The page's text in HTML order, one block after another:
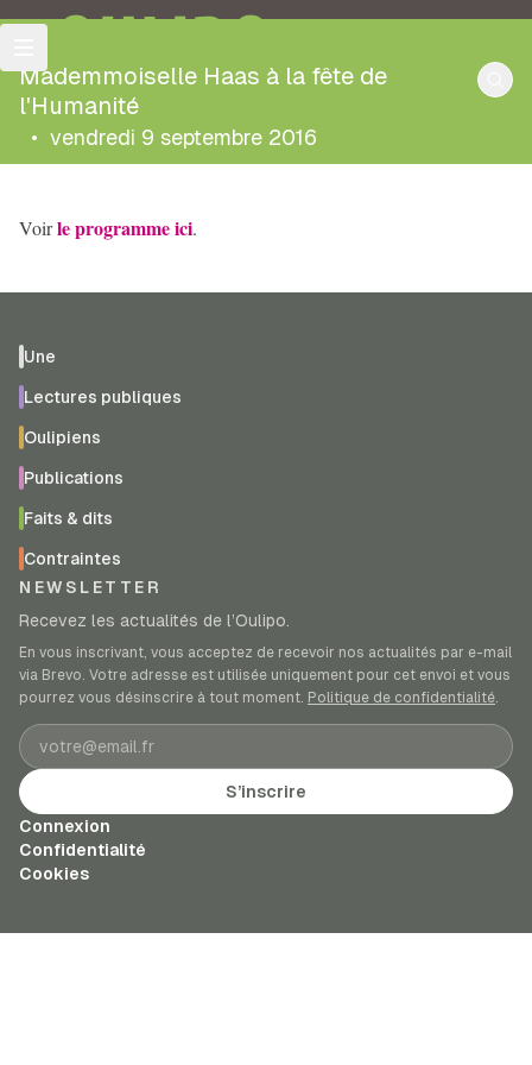
OULIPO
Mademmoiselle Haas à la fête de
l'Humanité
• vendredi 9 septembre 2016
Voirle programme ici.
Une
Lectures publiques
Oulipiens
Publications
Faits & dits
Contraintes
NEWSLETTER
Recevez les actualités de l’Oulipo.
En vous inscrivant, vous acceptez de recevoir nos actualités par e-mail
via Brevo. Votre adresse est utilisée uniquement pour cet envoi et vous
pourrez vous désinscrire à tout moment. Politique de confidentialité.
Adresse e-mail
S’inscrire
Connexion
Confidentialité
Cookies